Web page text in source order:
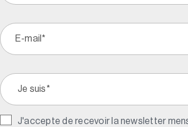
J'accepte de recevoir la newsletter